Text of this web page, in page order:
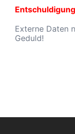
Externe Daten
Geduld!